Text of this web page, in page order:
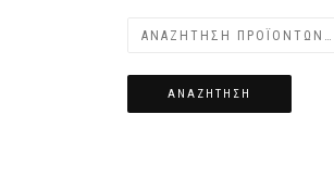
ΑΝΑΖΉΤΗΣΗ